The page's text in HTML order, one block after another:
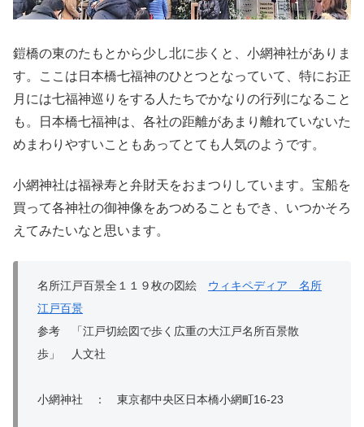
鎧橋の東のたもとから少し北に歩くと、小網神社がありま
す。ここは日本橋七福神のひとつとなっていて、特にお正
月には七福神巡りをする人たちでかなりの行列になること
も。日本橋七福神は、各社の距離があまり離れていないた
めまわりやすいこともあってとても人気のようです。
小網神社は福禄寿と弁財天をおまつりしています。宝船を
買って各神社の御神像をあつめることもでき、いつかそろ
えてみたいなと思います。
名所江戸百景全１１９枚の図絵 ウィキペディア 名所
江戸百景
参考 「江戸切絵図で歩く広重の大江戸名所百景散
歩」 人文社
小網神社 ： 東京都中央区日本橋小網町16-23